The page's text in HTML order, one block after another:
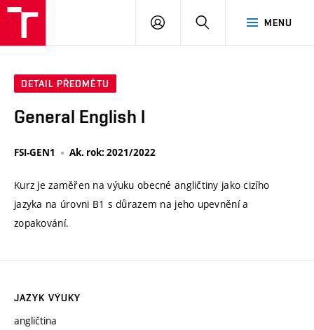
MENU
PŘIHLÁSIT
DETAIL PŘEDMĚTU
General English I
FSI-GEN1 Ak. rok: 2021/2022
Kurz je zaměřen na výuku obecné angličtiny jako cizího
jazyka na úrovni B1 s důrazem na jeho upevnění a
zopakování.
JAZYK VÝUKY
angličtina